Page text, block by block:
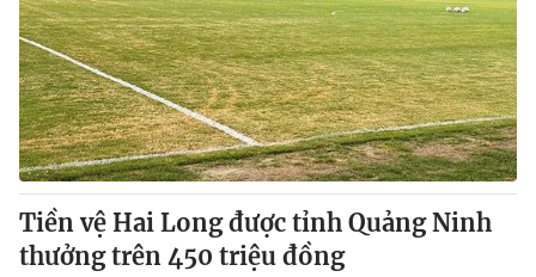
Tiền vệ Hai Long được tỉnh Quảng Ninh
thưởng trên 450 triệu đồng